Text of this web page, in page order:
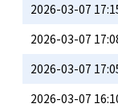
2026-03-07
2026-03-07
2026-03-07
2026-03-07